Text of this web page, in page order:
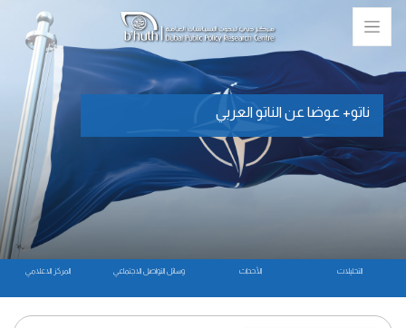
المركز الاعلامي وسائل التواصل الاجتماعي الأحداث التحليلات
ناتو+ عوضا عن الناتو العربي